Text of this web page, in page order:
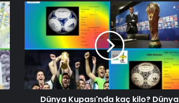
Dünya Kupası'nda kaç kilo? Dünya